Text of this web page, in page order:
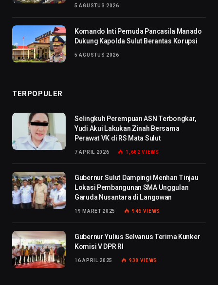
5 AGUSTUS 2026
Komando Inti Pemuda Pancasila Manado
Dukung Kapolda Sulut Berantas Korupsi
5 AGUSTUS 2026
TERPOPULER
Selingkuh Perempuan ASN Terbongkar,
Yudi Akui Lakukan Zinah Bersama
Perawat VK di RS Mata Sulut
7 APRIL 2026 1,682VIEWS
Gubernur Sulut Dampingi Menhan Tinjau
Lokasi Pembangunan SMA Unggulan
Garuda Nusantara di Langowan
19 MARET 2025 946 VIEWS
Gubernur Yulius Selvanus Terima Kunker
Komisi V DPR RI
16 APRIL 2025 938 VIEWS